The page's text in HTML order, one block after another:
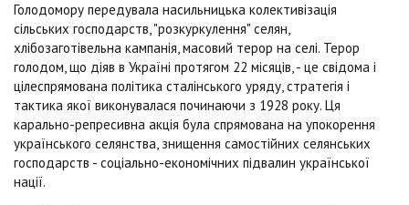
Голодомору передувала насильницька колективізація
сільських господарств, "розкуркулення" селян,
хлібозаготівельна кампанія, масовий терор на селі. Терор
голодом, що діяв в Україні протягом 22 місяців, - це свідома і
цілеспрямована політика сталінського уряду, стратегія і
тактика якої виконувалася починаючи з 1928 року. Ця
карально-репресивна акція була спрямована на упокорення
українського селянства, знищення самостійних селянських
господарств - соціально-економічних підвалин української
нації.